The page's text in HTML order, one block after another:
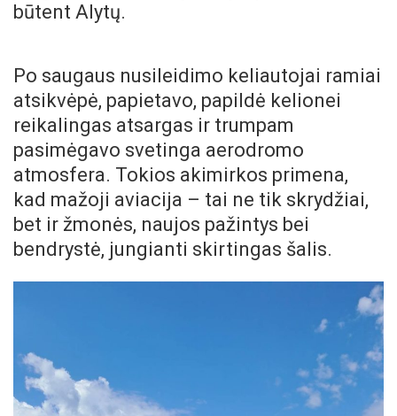
būtent Alytų.
Po saugaus nusileidimo keliautojai ramiai
atsikvėpė, papietavo, papildė kelionei
reikalingas atsargas ir trumpam
pasimėgavo svetinga aerodromo
atmosfera. Tokios akimirkos primena,
kad mažoji aviacija – tai ne tik skrydžiai,
bet ir žmonės, naujos pažintys bei
bendrystė, jungianti skirtingas šalis.